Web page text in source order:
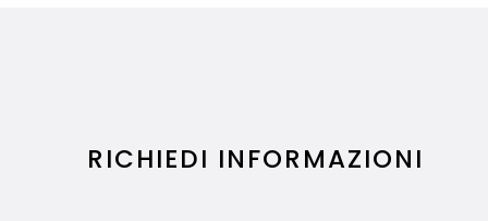
RICHIEDI INFORMAZIONI